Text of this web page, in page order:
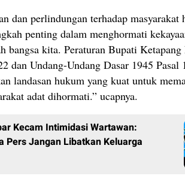
dan perlindungan terhadap masyarakat
penting dalam menghormati
bangsa kita. Peraturan Bupati
dan Undang-Undang Dasar 1945 Pasal
landasan hukum yang kuat untuk
adat dihormati.” ucapnya.
Kecam Intimidasi Wartawan:
Pers Jangan Libatkan Keluarga